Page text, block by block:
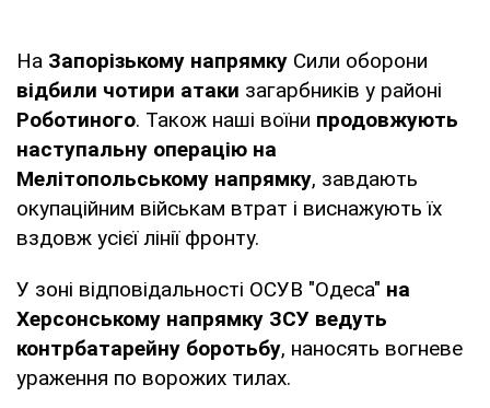
На Запорізькому напрямку Сили оборони
відбили чотири атаки загарбників у районі
Роботиного. Також наші воїни продовжують
наступальну операцію на
Мелітопольському напрямку, завдають
окупаційним військам втрат і виснажують їх
вздовж усієї лінії фронту.
У зоні відповідальності ОСУВ "Одеса" на
Херсонському напрямку ЗСУ ведуть
контрбатарейну боротьбу, наносять вогневе
ураження по ворожих тилах.